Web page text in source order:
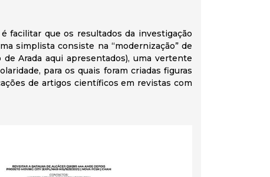
facilitar que os resultados da investigação
simplista consiste na “modernização” de
Arada aqui apresentados), uma vertente
para os quais foram criadas figuras
de artigos científicos em revistas com